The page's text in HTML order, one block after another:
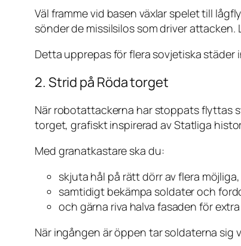
Väl framme vid basen växlar spelet till
sönder de missilsilos som driver
Detta upprepas för flera sovjetiska städer
2. Strid på Röda torget
När robotattackerna har stoppats flyttas
torget, grafiskt inspirerad av Statliga
Med granatkastare ska du:
skjuta hål på rätt dörr av flera möjliga,
samtidigt bekämpa soldater och
och gärna riva halva fasaden för
När ingången är öppen tar soldaterna sig